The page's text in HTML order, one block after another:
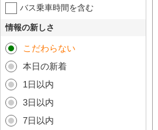
バス乗車時間を含む
情報の新しさ
こだわらない
本日の新着
1日以内
3日以内
7日以内